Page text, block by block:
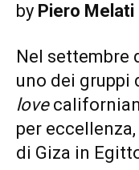
by Piero Melati
Nel settembre
uno dei gruppi
love
per
di Giza in